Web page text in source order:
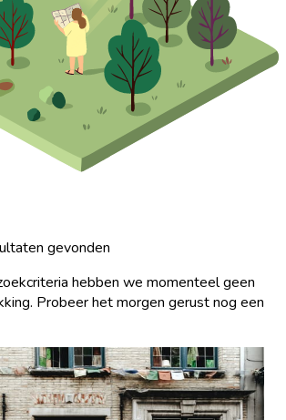
gevonden
hebben we momenteel geen
Probeer het morgen gerust nog een